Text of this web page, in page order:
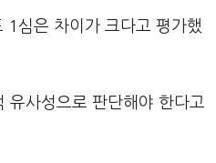
1심은 차이가 크다고 평가했
유사성으로 판단해야 한다고